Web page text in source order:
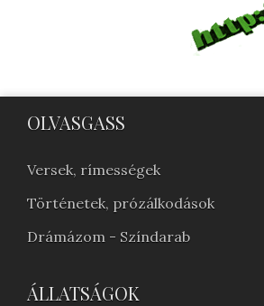
OLVASGASS
Versek, rímességek
Történetek, prózálkodások
Drámázom - Színdarab
ÁLLATSÁGOK